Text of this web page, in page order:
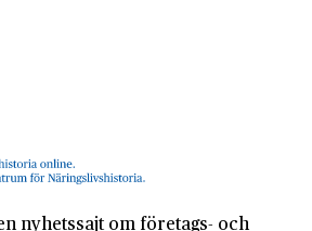
nyhetssajt om företags- och